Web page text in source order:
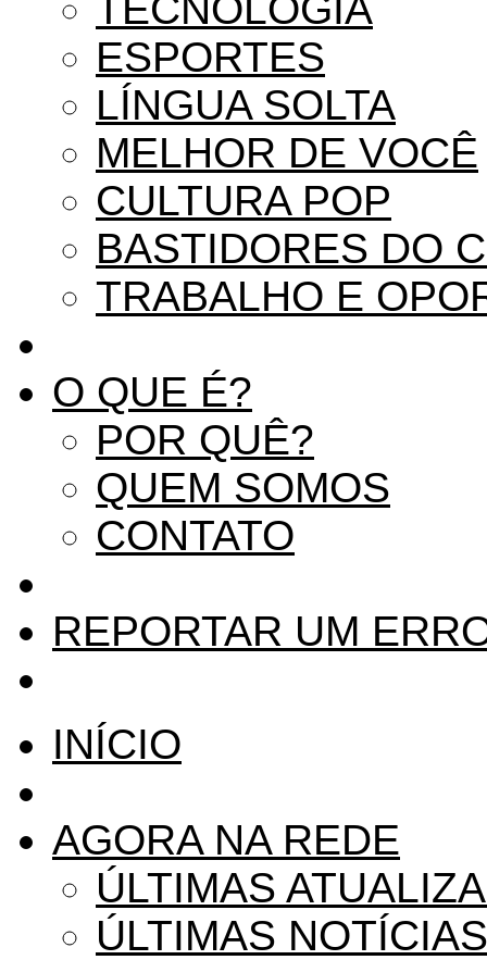
ESPORTES
LÍNGUA SOLTA
MELHOR DE VOCÊ
CULTURA POP
BASTIDORES DO
TRABALHO E
O QUE É?
POR QUÊ?
QUEM SOMOS
CONTATO
REPORTAR UM
INÍCIO
AGORA NA REDE
ÚLTIMAS
ÚLTIMAS NOTÍCIAS